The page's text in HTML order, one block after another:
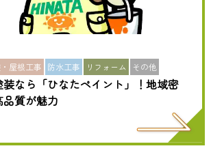
屋根工事 防水工事 リフォーム その他
なら「ひなたペイント」！地域密
質が魅力